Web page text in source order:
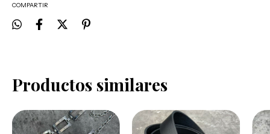
COMPARTIR
Productos similares